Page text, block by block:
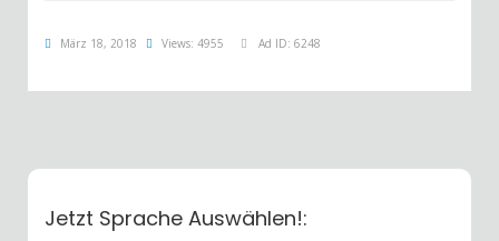
März 18, 2018 Views: 4955 Ad ID: 6248
Jetzt Sprache Auswählen!: